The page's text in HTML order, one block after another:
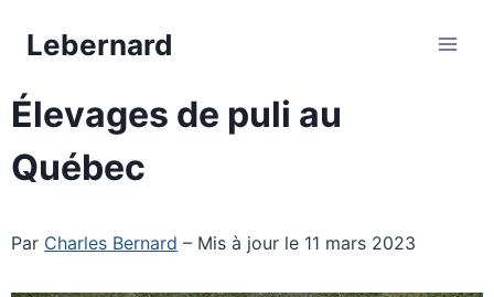
contenu
Lebernard
Élevages de puli au
Québec
Par Charles Bernard – Mis à jour le 11 mars 2023